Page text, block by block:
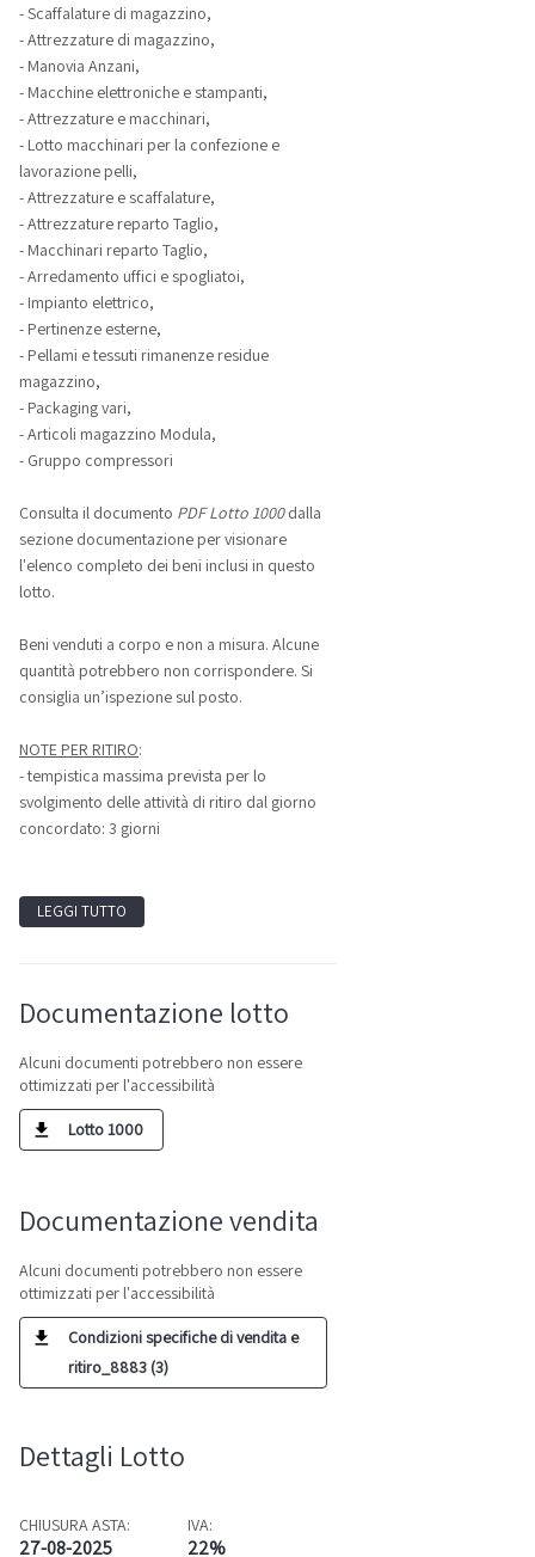
- Scaffalature di magazzino,
- Attrezzature di magazzino,
- Manovia Anzani,
- Macchine elettroniche e stampanti,
- Attrezzature e macchinari,
- Lotto macchinari per la confezione e
lavorazione pelli,
- Attrezzature e scaffalature,
- Attrezzature reparto Taglio,
- Macchinari reparto Taglio,
- Arredamento uffici e spogliatoi,
- Impianto elettrico,
- Pertinenze esterne,
- Pellami e tessuti rimanenze residue
magazzino,
- Packaging vari,
- Articoli magazzino Modula,
- Gruppo compressori
Consulta il documento PDF Lotto 1000dalla
sezione documentazione per visionare
l'elenco completo dei beni inclusi in questo
lotto.
Beni venduti a corpo e non a misura. Alcune
quantità potrebbero non corrispondere. Si
consiglia un’ispezione sul posto.
NOTE PER RITIRO:
- tempistica massima prevista per lo
svolgimento delle attività di ritiro dal giorno
concordato: 3 giorni
LEGGI TUTTO
Documentazione lotto
Alcuni documenti potrebbero non essere
ottimizzati per l'accessibilità
Lotto 1000
Documentazione vendita
Alcuni documenti potrebbero non essere
ottimizzati per l'accessibilità
Condizioni specifiche di vendita e
ritiro_8883 (3)
Dettagli Lotto
CHIUSURA ASTA:
27-08-2025
IVA:
22%